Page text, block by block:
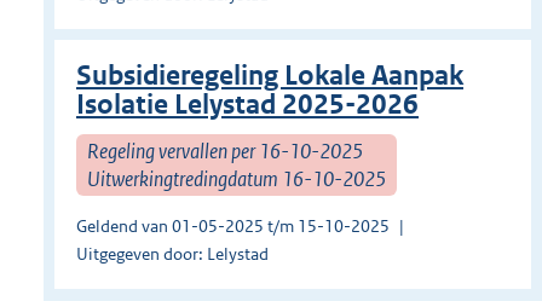
Subsidieregeling Lokale Aanpak
Isolatie Lelystad 2025-2026
Regeling vervallen per 16-10-2025
Uitwerkingtredingdatum 16-10-2025
Geldend van 01-05-2025 t/m 15-10-2025
Uitgegeven door: Lelystad